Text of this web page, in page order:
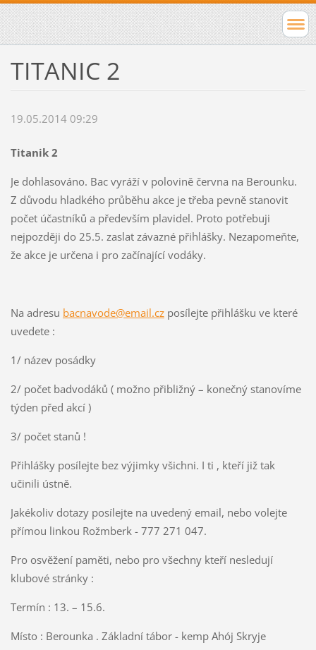
TITANIC 2
19.05.2014 09:29
Titanik 2
Je dohlasováno. Bac vyráží v polovině června na Berounku.
Z důvodu hladkého průběhu akce je třeba pevně stanovit
počet účastníků a především plavidel. Proto potřebuji
nejpozději do 25.5. zaslat závazné přihlášky. Nezapomeňte,
že akce je určena i pro začínající vodáky.
Na adresu bacnavode@email.czposílejte přihlášku ve které
uvedete :
1/ název posádky
2/ počet badvodáků ( možno přibližný – konečný stanovíme
týden před akcí )
3/ počet stanů !
Přihlášky posílejte bez výjimky všichni. I ti , kteří již tak
učinili ústně.
Jakékoliv dotazy posílejte na uvedený email, nebo volejte
přímou linkou Rožmberk - 777 271 047.
Pro osvěžení paměti, nebo pro všechny kteří nesledují
klubové stránky :
Termín : 13. – 15.6.
Místo : Berounka . Základní tábor - kemp Ahój Skryje